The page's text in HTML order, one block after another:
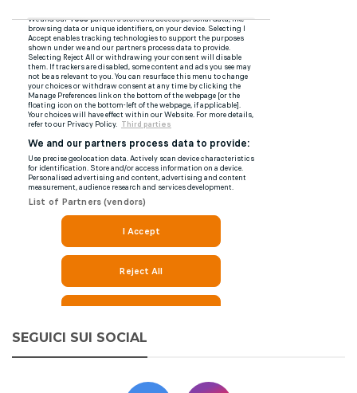
SEGUICI SUI SOCIAL